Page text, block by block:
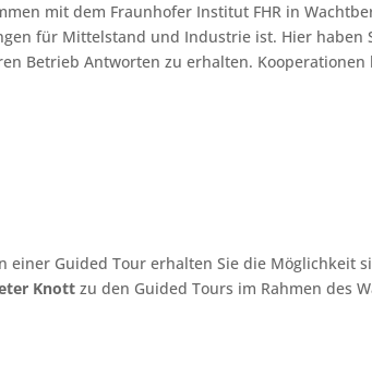
mit dem Fraunhofer Institut FHR in
für Mittelstand und Industrie ist. Hier
Betrieb Antworten zu erhalten.
Knott zu den Guided Tours im Rahmen des
einer Guided Tour erhalten Sie die Möglichkeit